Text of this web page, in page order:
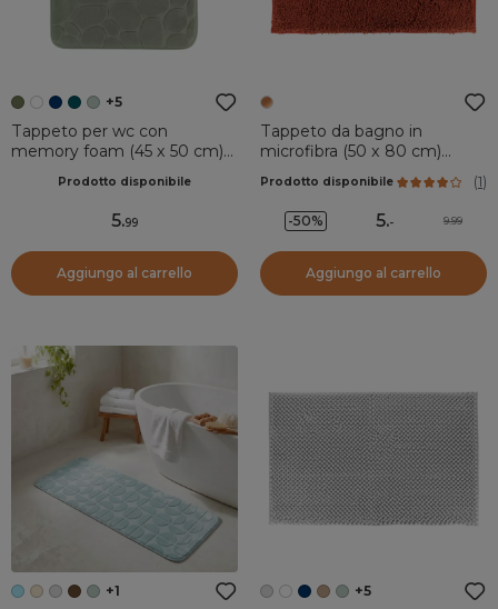
+5
Tappeto per wc con
memory foam (45 x 50 cm)
Prodotto disponibile
5.99
Aggiungo al carrello
Tappeto da bagno in
microfibra (50 x 80 cm)
Prodotto disponibile (1)
-50% 5.- 9.99
Aggiungo al carrello
+1 +5